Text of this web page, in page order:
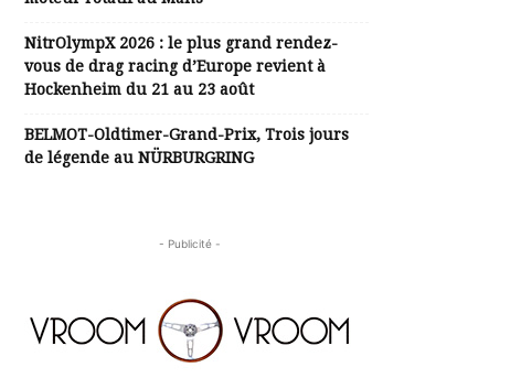
NitrOlympX 2026 : le plus grand rendez-
vous de drag racing d’Europe revient à
Hockenheim du 21 au 23 août
BELMOT-Oldtimer-Grand-Prix, Trois jours
de légende au NÜRBURGRING
- Publicité -